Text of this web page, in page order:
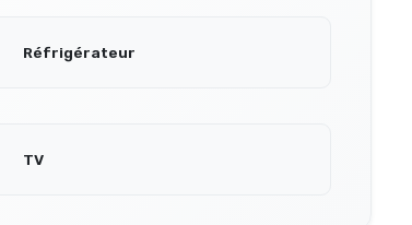
Réfrigérateur
TV